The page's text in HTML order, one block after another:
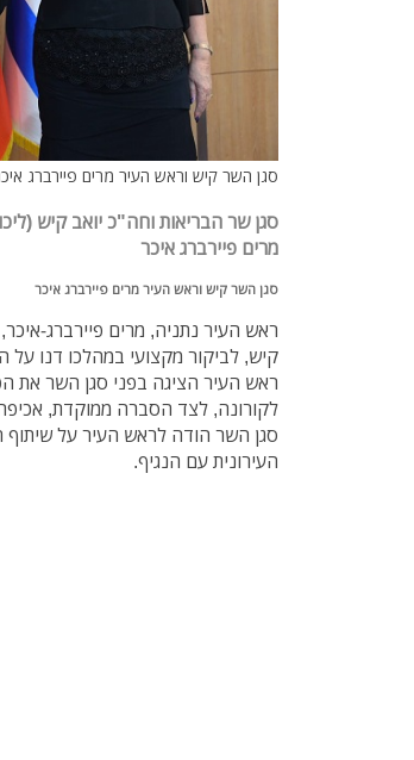
סגן השר קיש וראש העיר מרים פיירברג
סגן שר הבריאות וחה"כ יואב קיש
מרים פיירברג איכר
סגן השר קיש וראש העיר מרים פיירברג איכר
ראש העיר נתניה, מרים פיירברג-
קיש, לביקור מקצועי במהלכו דנו על
ראש העיר הציגה בפני סגן השר את
לקורונה, לצד הסברה ממוקדת,
סגן השר הודה לראש העיר על
העירונית עם הנגיף.